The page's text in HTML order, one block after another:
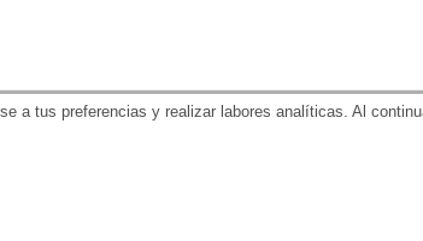
a tus preferencias y realizar labores analíticas. Al